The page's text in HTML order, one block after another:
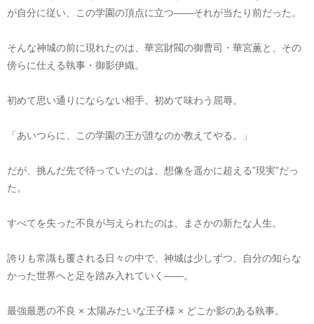
が自分に従い、この学園の頂点に立つ――それが当たり前だった。
そんな神城の前に現れたのは、華宮財閥の御曹司・華宮薫と、その
傍らに仕える執事・御影伊織。
初めて思い通りにならない相手。初めて味わう屈辱。
「あいつらに、この学園の王が誰なのか教えてやる。」
だが、挑んだ先で待っていたのは、想像を遥かに超える”現実”だっ
た。
すべてを失った不良が与えられたのは、まさかの新たな人生。
誇りも常識も覆される日々の中で、神城は少しずつ、自分の知らな
かった世界へと足を踏み入れていく――。
最強最悪の不良 × 太陽みたいな王子様 × どこか影のある執事。